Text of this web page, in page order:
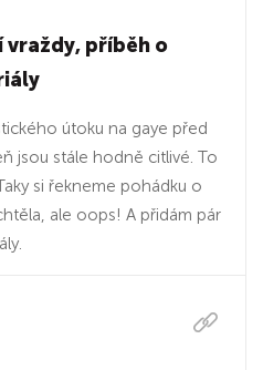
vraždy, příběh o
útoku na gaye před
jsou stále hodně citlivé. To
si řekneme pohádku o
ale oops! A přidám pár